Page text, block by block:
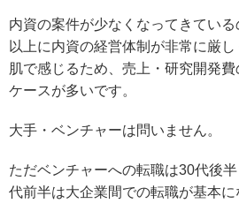
内資の案件が少なくなってきてい
以上に内資の経営体制が非常に厳
肌で感じるため、売上・研究開発
ケースが多いです。
大手・ベンチャーは問いません。
ただベンチャーへの転職は30代後
代前半は大企業間での転職が基本に